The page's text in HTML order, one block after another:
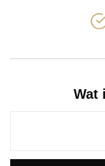
Wat